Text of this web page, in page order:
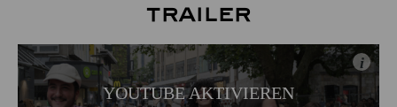
Trailer
YOUTUBE AKTIVIEREN
i